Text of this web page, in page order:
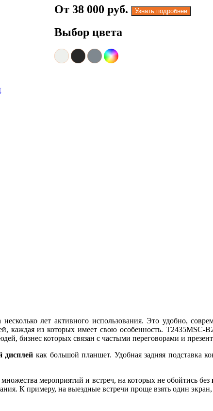
От 38 000 руб. Узнать подробнее
Выбор цвета
лет активного использования. Это удобно,
каждая из которых имеет свою особенность. T2435MSC-
бизнес которых связан с частыми переговорами и
дисплей как большой планшет. Удобная задняя подставка
мероприятий и встреч, на которых не обойтись без
К примеру, на выездные встречи проще взять один